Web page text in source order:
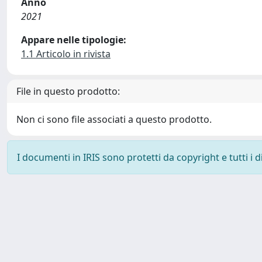
2021
Appare nelle tipologie:
1.1 Articolo in rivista
File in questo prodotto:
Non ci sono file associati a questo prodotto.
I documenti in IRIS sono protetti da copyright e tutti i